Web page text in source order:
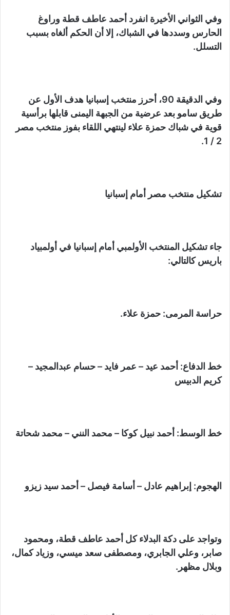
وفي الثواني الأخيرة انفرد أحمد عاطف قطة وراوغ
الحارس وسددها في الشباك، إلا أن الحكم ألغاه بسبب
التسلل.
وفي الدقيقة 90، أحرز منتخب إسبانيا هدف الأول عن
طريق سامو بعد عرضية من الجبهة اليمنى قابلها برأسية
قوية في شباك حمزة علاء لينتهي اللقاء بفوز منتخب مصر
2 / 1.
تشكيل منتخب مصر أمام إسبانيا
جاء تشكيل المنتخب الأولمبي أمام إسبانيا في أولمبياد
باريس كالتالي:
حراسة المرمى: حمزة علاء.
خط الدفاع: أحمد عيد – عمر فايد – حسام عبدالمجيد –
كريم الدبيس
خط الوسط: أحمد نبيل كوكا – محمد النني – محمد شحاتة
الهجوم: إبراهيم عادل – أسامة فيصل – أحمد سيد زيزو
وتواجد على دكة البدلاء كل أحمد عاطف قطة، ومحمود
صابر، وعلي الجابري، ومصطفى سعد ميسي، وزياد كمال،
وبلال مظهر.